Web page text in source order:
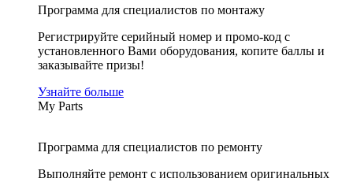
Программа для специалистов по монтажу
Регистрируйте серийный номер и промо-код с
установленного Вами оборудования, копите баллы и
заказывайте призы!
Узнайте больше
My Parts
Программа для специалистов по ремонту
Выполняйте ремонт с использованием оригинальных